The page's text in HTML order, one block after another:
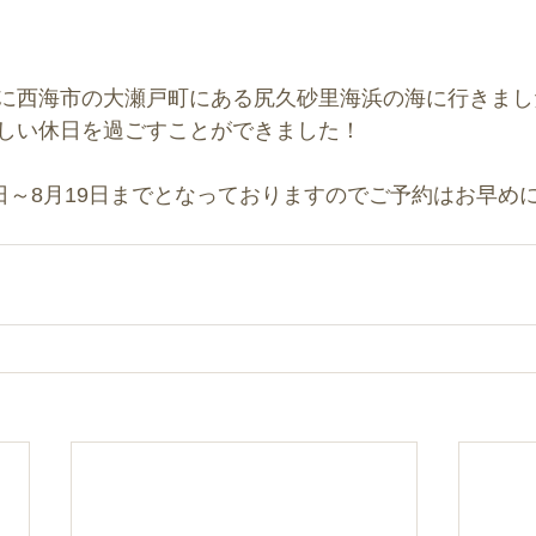
西海市の大瀬戸町にある尻久砂里海浜の海に行きま
い休日を過ごすことができました！
8月19日までとなっておりますのでご予約はお早め